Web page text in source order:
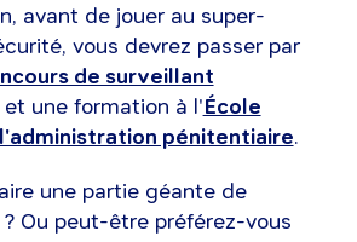
avant de jouer au super-
vous devrez passer par
de surveillant
et une formation à l'École
pénitentiaire.
une partie géante de
Ou peut-être préférez-vous